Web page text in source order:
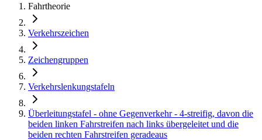
Fahrtheorie
Verkehrszeichen
Zeichengruppen
Verkehrslenkungstafeln
Überleitungstafel - ohne Gegenverkehr - 4-streifig, davon die
beiden linken Fahrstreifen nach links übergeleitet und die
beiden rechten Fahrstreifen geradeaus